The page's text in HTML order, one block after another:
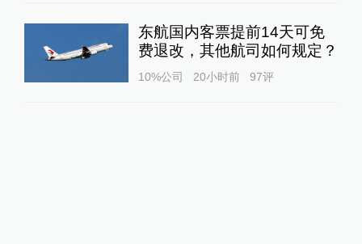
东航国内客票提前14天可免
费退改，其他航司如何规定？
10%公司 20小时前 97评